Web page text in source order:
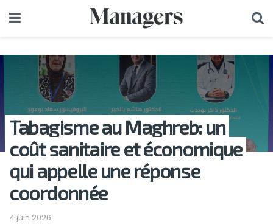
Tabagisme au Maghreb: un
coût sanitaire et économique
qui appelle une réponse
coordonnée
4 juin 2026